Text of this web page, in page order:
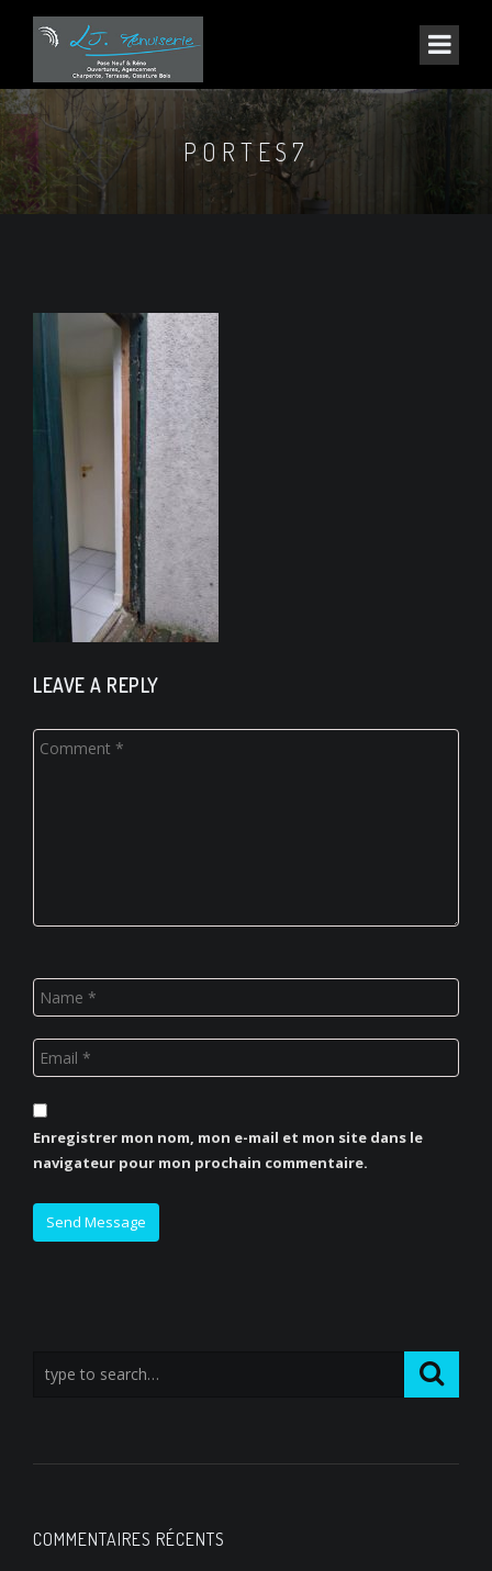
PORTES7
LEAVE A REPLY
Enregistrer mon nom, mon e-mail et mon site dans le
navigateur pour mon prochain commentaire.
COMMENTAIRES RÉCENTS